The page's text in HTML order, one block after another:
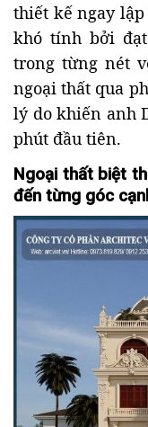
thiết kế ngay
khó tính bởi
trong từng nét
ngoại thất qua
lý do khiến anh
phút đầu tiên.
Ngoại thất biệt
đến từng góc